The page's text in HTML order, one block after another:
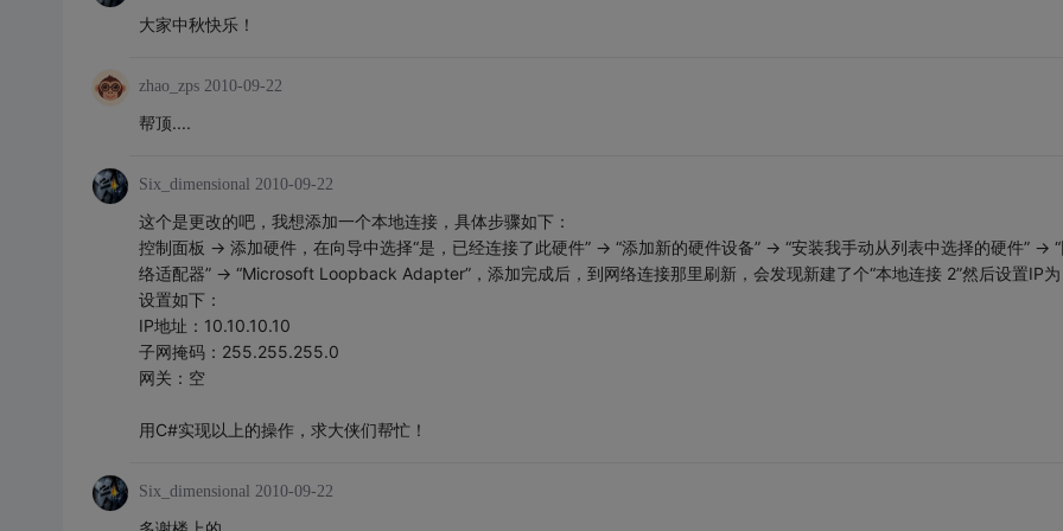
大家中秋快乐！
zhao_zps 2010-09-22
帮顶....
Six_dimensional 2010-09-22
这个是更改的吧，我想添加一个本地连接，具体步骤如下：
控制面板 -> 添加硬件，在向导中选择“是，已经连接了此硬件” -> “添加新的硬件设备” -> “安装我手动从列表中选择的硬件” ->
络适配器” -> “Microsoft Loopback Adapter”，添加完成后，到网络连接那里刷新，会发现新建了个“本地连接 2”然后设置IP为
设置如下：
IP地址：10.10.10.10
子网掩码：255.255.255.0
网关：空
用C#实现以上的操作，求大侠们帮忙！
Six_dimensional 2010-09-22